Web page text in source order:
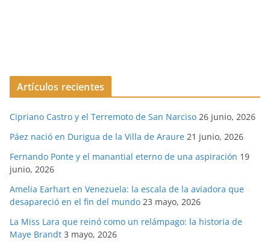
Artículos recientes
Cipriano Castro y el Terremoto de San Narciso 26 junio, 2026
Páez nació en Durigua de la Villa de Araure 21 junio, 2026
Fernando Ponte y el manantial eterno de una aspiración 19
junio, 2026
Amelia Earhart en Venezuela: la escala de la aviadora que
desapareció en el fin del mundo 23 mayo, 2026
La Miss Lara que reinó como un relámpago: la historia de
Maye Brandt 3 mayo, 2026